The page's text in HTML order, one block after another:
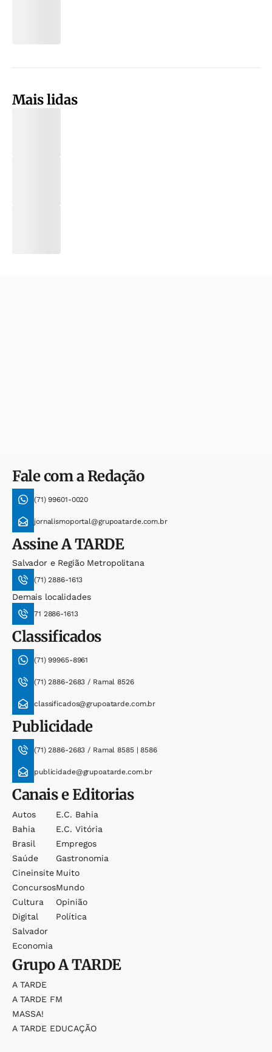
Mais lidas
Fale com a Redação
(71) 99601-0020
jornalismoportal@grupoatarde.com.br
AssineA TARDE
Salvador e Região Metropolitana
(71) 2886-1613
Demais localidades
71 2886-1613
Classificados
(71) 99965-8961
(71) 2886-2683 / Ramal 8526
classificados@grupoatarde.com.br
Publicidade
(71) 2886-2683 / Ramal 8585 | 8586
publicidade@grupoatarde.com.br
Canais e Editorias
Autos
Bahia
Brasil
Saúde
Cineinsite
Concursos
Cultura
Digital
Salvador
Economia
E.c. Bahia
E.c. Vitória
Empregos
Gastronomia
Muito
Mundo
Opinião
Política
GrupoA TARDE
A TARDE
A TARDE FM
MASSA!
A TARDE EDUCAÇÃO